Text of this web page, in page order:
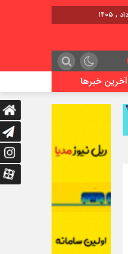
آخرین خبرها
اعزام قطار فوق‌العاده کرمان – خرمشهر